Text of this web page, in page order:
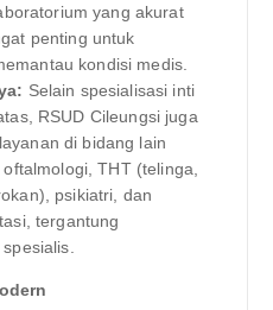
yang akurat
penting untuk
kondisi medis.
Selain spesialisasi inti
RSUD Cileungsi juga
di bidang lain
THT (telinga,
psikiatri, dan
tergantung